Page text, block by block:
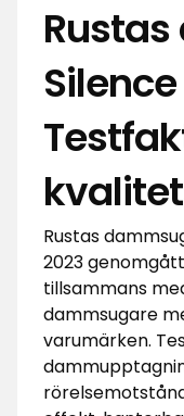
Rustas
2023
tillsammans
dammsugare
varumärken.